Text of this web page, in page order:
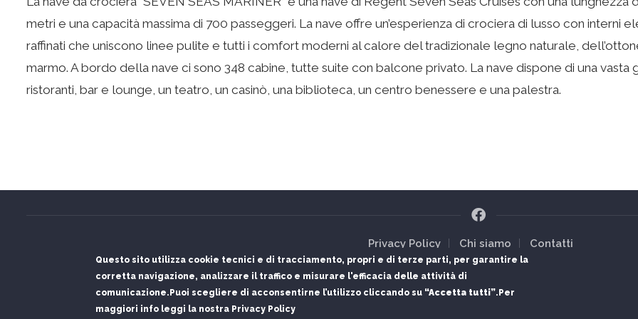
metri e una capacità massima di 700 passeggeri. La nave offre un’esperienza di crociera di lusso con interni
raffinati che uniscono linee pulite e tutti i comfort moderni al calore del tradizionale legno naturale,
marmo. A bordo della nave ci sono 348 cabine, tutte suite con balcone privato. La nave dispone di una vasta
ristoranti, bar e lounge, un teatro, un casinò, una biblioteca, un centro benessere e una palestra.
Installa l'app del Porto di Olbia
Partenze, arrivi e bus in tempo reale · senza store
Privacy Policy Chi siamo
Contatti
Servizio gestito per conto dell'Autorità di Sistema Portuale del Mare di Sardegna da
© CopyrightSPS srl 2026. Tutti i diritti riservati.
Questo sito utilizza cookie tecnici e di tracciamento, propri e di terze parti, per garantire la
corretta navigazione, analizzare il traffico e misurare l'efficacia delle attività di
comunicazione. Puoi scegliere di acconsentirne l’utilizzo cliccando su “Accetta tutti”. Per
maggiori info leggi la nostra Privacy Policy